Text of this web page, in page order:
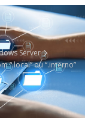
Server
“.local” ou “.interno”